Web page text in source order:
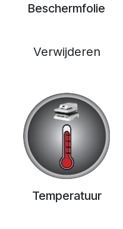
Beschermfolie
Verwijderen
Temperatuur